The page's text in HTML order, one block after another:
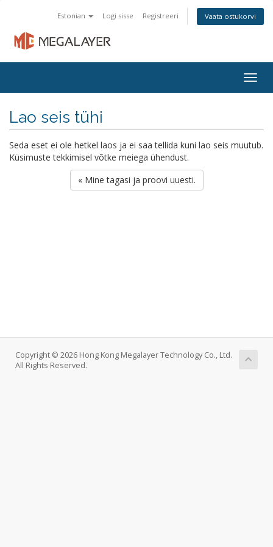
Estonian Logi sisse Registreeri Vaata ostukorvi
Lao seis tühi
Seda eset ei ole hetkel laos ja ei saa tellida kuni lao seis muutub.
Küsimuste tekkimisel võtke meiega ühendust.
« Mine tagasi ja proovi uuesti.
Copyright © 2026 Hong Kong Megalayer Technology Co., Ltd.
All Rights Reserved.